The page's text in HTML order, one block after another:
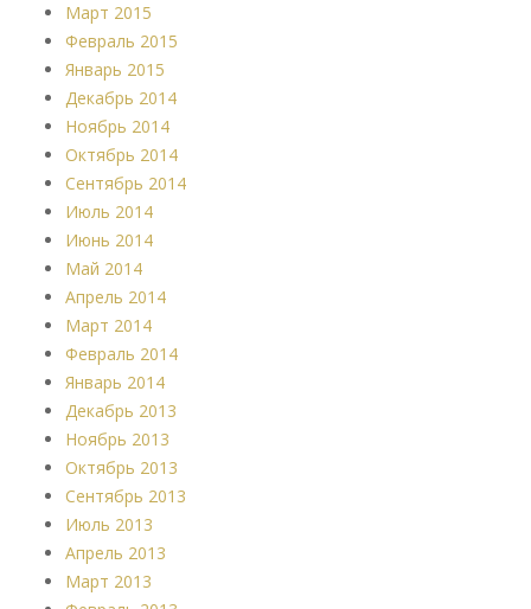
Март 2015
Февраль 2015
Январь 2015
Декабрь 2014
Ноябрь 2014
Октябрь 2014
Сентябрь 2014
Июль 2014
Июнь 2014
Май 2014
Апрель 2014
Март 2014
Февраль 2014
Январь 2014
Декабрь 2013
Ноябрь 2013
Октябрь 2013
Сентябрь 2013
Июль 2013
Апрель 2013
Март 2013